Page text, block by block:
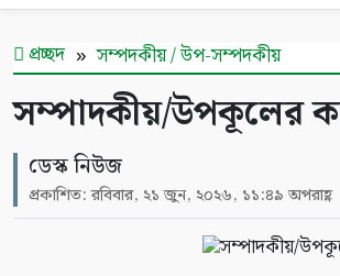
প্রচ্ছদ সম্পদকীয় / উপ-সম্পদকীয়
সম্পাদকীয়/উপকূলের
ডেস্ক নিউজ
প্রকাশিত: রবিবার, ২১ জুন, ২০২৬, ১১:৪৯ অপরাহ্ণ